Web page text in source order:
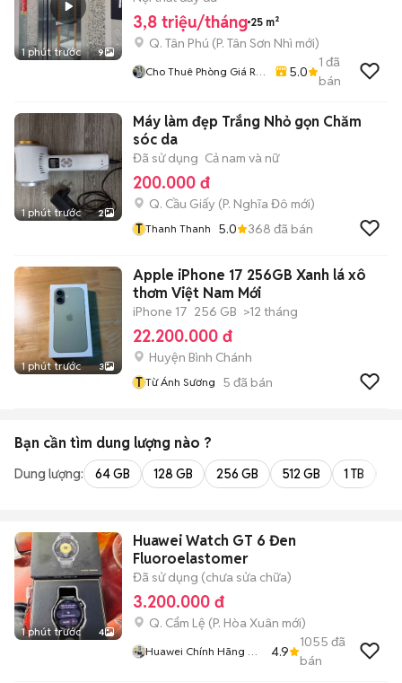
1 phút trước 9
3,8 triệu/tháng 25 m²
Q. Tân Phú (P. Tân Sơn Nhì mới)
Cho Thuê Phòng Giá Rẻ
5.0
1 đã
bán
1 phút trước 2
Máy làm đẹp Trắng Nhỏ gọn Chăm
sóc da
Đã sử dụng Cả nam và nữ
200.000 đ
Q. Cầu Giấy (P. Nghĩa Đô mới)
T Thanh Thanh 5.0 368 đã bán
1 phút trước 3
Apple iPhone 17 256GB Xanh lá xô
thơm Việt Nam Mới
iPhone 17 256 GB >12 tháng
22.200.000 đ
Huyện Bình Chánh
T Từ Ánh Sương 5 đã bán
Bạn cần tìm dung lượng nào ?
Dung lượng: 64 GB 128 GB 256 GB 512 GB 1 TB
1 phút trước 4
Huawei Watch GT 6 Đen
Fluoroelastomer
Đã sử dụng (chưa sửa chữa)
3.200.000 đ
Q. Cẩm Lệ (P. Hòa Xuân mới)
Huawei Chính Hãng Đà
4.9
1055 đã
bán